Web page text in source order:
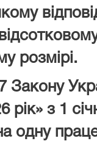
розмірі.
7 Закону
рік» з 1
одну